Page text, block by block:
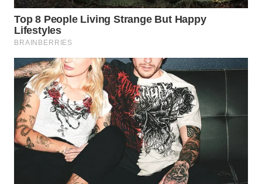
WN
TAPANULI
SELATAN
WN
TANJUNG
LESUNG
WN
KARO
SIMALUNGUN